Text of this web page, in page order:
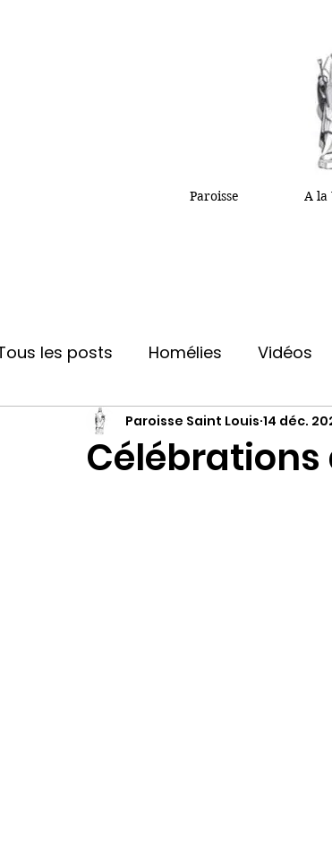
Paroisse A la
les posts Homélies Vidéos
Célébrations
Paroisse Saint Louis 14 déc.